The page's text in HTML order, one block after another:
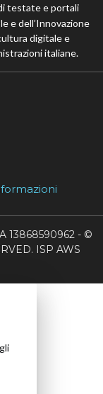
testate e portali
e dell’Innovazione
digitale e
italiane.
13868590962 - ©
ISP AWS